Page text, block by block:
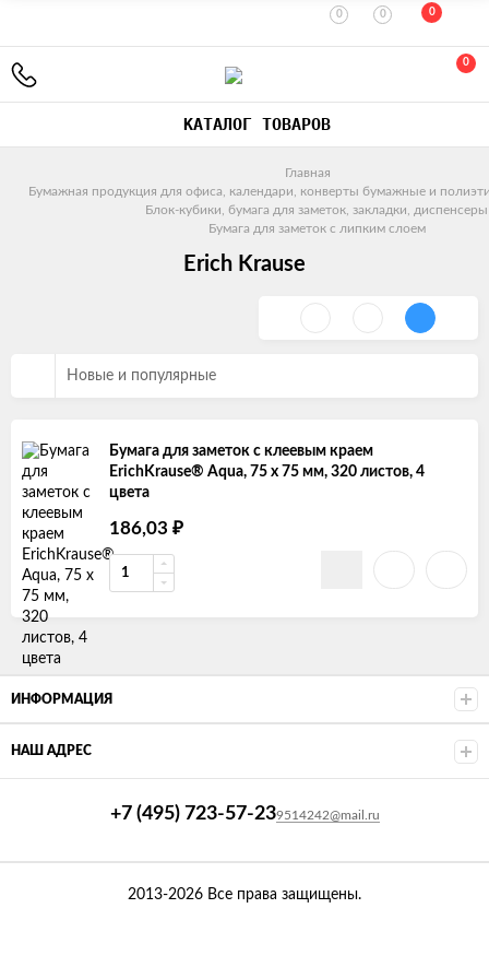
0 0 0
0
КАТАЛОГ ТОВАРОВ
Главная
Бумажная продукция для офиса, календари, конверты бумажные и
Блок-кубики, бумага для заметок, закладки, диспенсеры
Бумага для заметок с липким слоем
Erich Krause
Новые и популярные
Бумага для заметок с клеевым краем
ErichKrause® Aqua, 75 х 75 мм, 320 листов, 4
цвета
186,03 ₽
ИНФОРМАЦИЯ
НАШ АДРЕС
+7 (495) 723-57-239514242@mail.ru
2013-2026 Все права защищены.